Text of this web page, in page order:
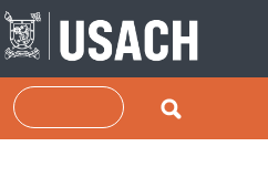
Skip to main content
Search